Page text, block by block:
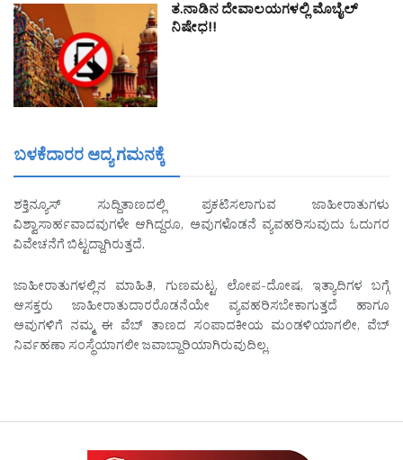
ತ.ನಾಡಿನ ದೇವಾಲಯಗಳಲ್ಲಿ ಮೊಬೈಲ್
ನಿಷೇಧ!!
ಬಳಕೆದಾರರ ಆದ್ಯ ಗಮನಕ್ಕೆ
ಶಕ್ತಿನ್ಯೂಸ್ ಸುದ್ದಿತಾಣದಲ್ಲಿ ಪ್ರಕಟಿಸಲಾಗುವ ಜಾಹೀರಾತುಗಳು
ವಿಶ್ವಾಸಾರ್ಹವಾದವುಗಳೇ ಆಗಿದ್ದರೂ, ಅವುಗಳೊಡನೆ ವ್ಯವಹರಿಸುವುದು ಓದುಗರ
ವಿವೇಚನೆಗೆ ಬಿಟ್ಟದ್ದಾಗಿರುತ್ತದೆ.
ಜಾಹೀರಾತುಗಳಲ್ಲಿನ ಮಾಹಿತಿ, ಗುಣಮಟ್ಟ, ಲೋಪ-ದೋಷ, ಇತ್ಯಾದಿಗಳ ಬಗ್ಗೆ
ಆಸಕ್ತರು ಜಾಹೀರಾತುದಾರರೊಡನೆಯೇ ವ್ಯವಹರಿಸಬೇಕಾಗುತ್ತದೆ ಹಾಗೂ
ಅವುಗಳಿಗೆ ನಮ್ಮ ಈ ವೆಬ್ ತಾಣದ ಸಂಪಾದಕೀಯ ಮಂಡಳಿಯಾಗಲೀ, ವೆಬ್
ನಿರ್ವಹಣಾ ಸಂಸ್ಥೆಯಾಗಲೀ ಜವಾಬ್ದಾರಿಯಾಗಿರುವುದಿಲ್ಲ.